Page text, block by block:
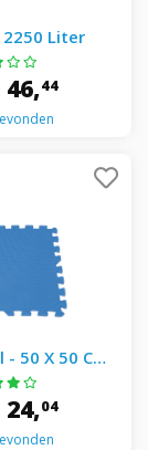
Liter
46,44
50 X 50 Cm -
Blauw
24,04